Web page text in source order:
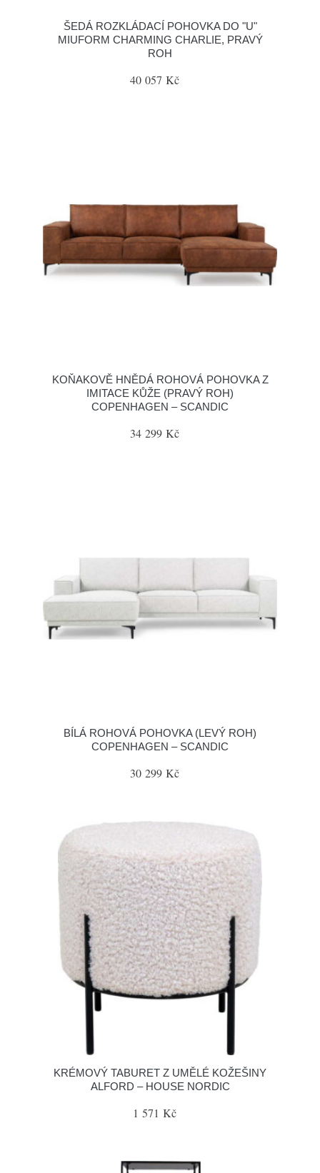
ŠEDÁ ROZKLÁDACÍ POHOVKA DO "U"
MIUFORM CHARMING CHARLIE, PRAVÝ
ROH
40 057 Kč
KOŇAKOVĚ HNĚDÁ ROHOVÁ POHOVKA Z
IMITACE KŮŽE (PRAVÝ ROH)
COPENHAGEN – SCANDIC
34 299 Kč
BÍLÁ ROHOVÁ POHOVKA (LEVÝ ROH)
COPENHAGEN – SCANDIC
30 299 Kč
KRÉMOVÝ TABURET Z UMĚLÉ KOŽEŠINY
ALFORD – HOUSE NORDIC
1 571 Kč